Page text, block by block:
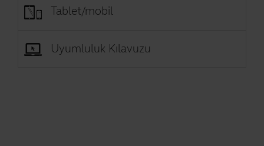
Tablet/mobil
Uyumluluk Kılavuzu